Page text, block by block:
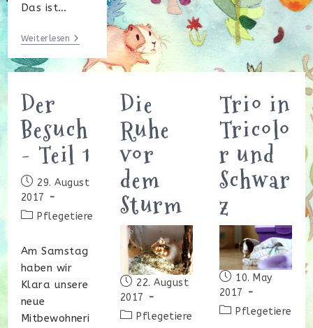
Das ist…
Weiterlesen Fremdgehen
Der
Besuch
- Teil 1
Beitrag
veröffentlicht:
29. August
2017
Beitrags-
Pflegetiere
Am Samstag
haben wir
Klara unsere
neue
Mitbewohneri
Die
Ruhe
vor
dem
Sturm
Beitrag
veröffentlicht:
22. August
2017
Beitrags-
Pflegetiere
Trio in
Tricolo
r und
Schwar
z
Beitrag
veröffentlicht:
10. May
2017
Beitrags-
Pflegetiere